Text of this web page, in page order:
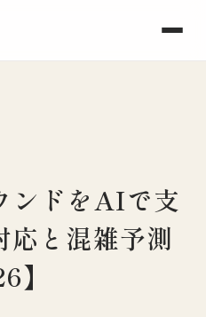
ンドをAIで支
応と混雑予測
】